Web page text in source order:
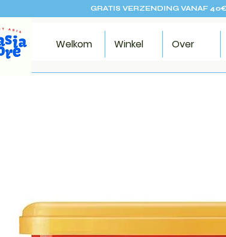
Welkom Winkel Over
GRATIS VERZENDING VANAF